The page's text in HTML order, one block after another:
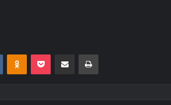
VKontakteOdnoklassniki
Pocket E-Posta ile paylaş Yazdır